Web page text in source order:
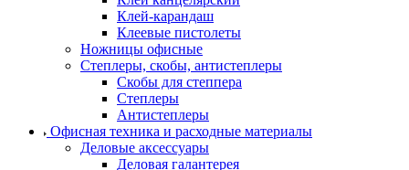
Клей-карандаш
Клеевые пистолеты
Ножницы офисные
Степлеры, скобы, антистеплеры
Скобы для степпера
Степлеры
Антистеплеры
Офисная техника и расходные материалы
Деловые аксессуары
Деловая галантерея